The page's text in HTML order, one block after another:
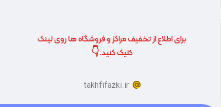
برای اطلاع از تخفیف مراکز و فروشگاه ها روی لینک
کلیک کنید.👇
takhfifazki.ir